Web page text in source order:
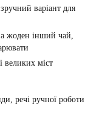
варіант для
жоден інший чай,
великих міст
речі ручної роботи